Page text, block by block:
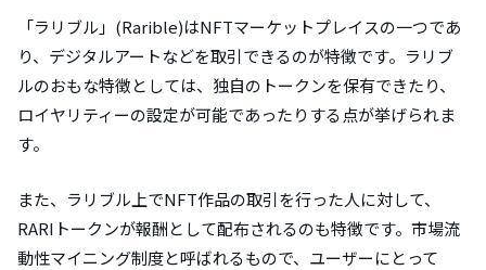
「ラリブル」(Rarible)はNFTマーケットプレイスの一つであ
り、デジタルアートなどを取引できるのが特徴です。ラリブ
ルのおもな特徴としては、独自のトークンを保有できたり、
ロイヤリティーの設定が可能であったりする点が挙げられま
す。
また、ラリブル上でNFT作品の取引を行った人に対して、
RARIトークンが報酬として配布されるのも特徴です。市場流
動性マイニング制度と呼ばれるもので、ユーザーにとって